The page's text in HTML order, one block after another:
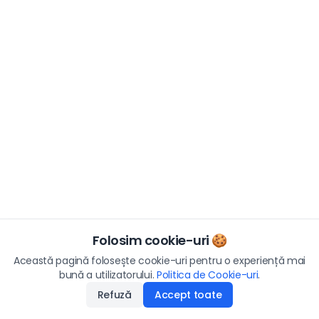
Folosim cookie-uri 🍪
Această pagină folosește cookie-uri pentru o experiență mai
bună a utilizatorului. Politica de Cookie-uri.
Refuză
Accept toate